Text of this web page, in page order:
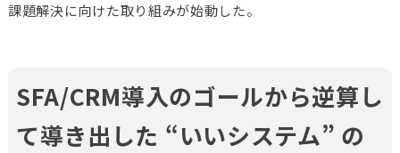
課題解決に向けた取り組みが始動した。
SFA/CRM導入のゴールから逆算し
て導き出した “いいシステム” の